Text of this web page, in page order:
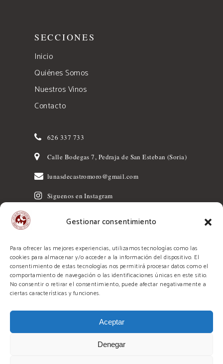
Gestionar consentimiento
Para ofrecer las mejores experiencias, utilizamos tecnologías como las
cookies para almacenar y/o acceder a la información del dispositivo. El
consentimiento de estas tecnologías nos permitirá procesar datos como el
comportamiento de navegación o las identificaciones únicas en este sitio.
No consentir o retirar el consentimiento, puede afectar negativamente a
ciertas características y funciones.
Aceptar
Denegar
SECCIONES
Inicio
Quiénes Somos
Nuestros Vinos
Contacto
626 337 733
Calle Bodegas 7, Pedraja de San Esteban (Soria)
lunasdecastromoro@gmail.com
Siguenos en Instagram
Programa Kit Digital cofinanciado por los
fondos Next Generation (UE) del
mecanismo de recuperación y resiliencia.
Hecho por: